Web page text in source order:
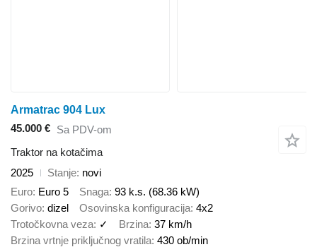
Armatrac 904 Lux
45.000 € Sa PDV-om
Traktor na kotačima
2025
Stanje novi
Euro Euro 5 Snaga 93 k.s. (68.36 kW)
Gorivo dizel Osovinska konfiguracija 4x2
Trotočkovna veza ✓ Brzina 37 km/h
Brzina vrtnje priključnog vratila 430 ob/min